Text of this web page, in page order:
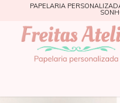
PAPELARIA